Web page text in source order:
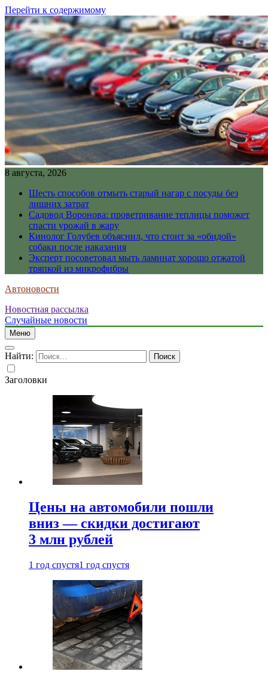
Перейти к содержимому
8 августа, 2026
Шесть способов отмыть старый нагар с посуды без
лишних затрат
Садовод Воронова: проветривание теплицы поможет
спасти урожай в жару
Кинолог Голубев объяснил, что стоит за «обидой»
собаки после наказания
Эксперт посоветовал мыть ламинат хорошо отжатой
тряпкой из микрофибры
Автоновости
Новостная рассылка
Случайные новости
Меню
Найти:
Заголовки
Цены на автомобили пошли
вниз — скидки достигают
3 млн рублей
1 год спустя1 год спустя